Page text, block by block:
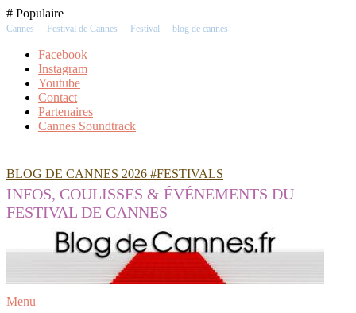
Skip
To
# Populaire
Cannes Festival de Cannes Festival blog de cannes
Facebook
Instagram
Youtube
Contact
Partenaires
Cannes Soundtrack
BLOG DE CANNES 2026 #FESTIVALS
INFOS, COULISSES & ÉVÉNEMENTS DU
FESTIVAL DE CANNES
Menu